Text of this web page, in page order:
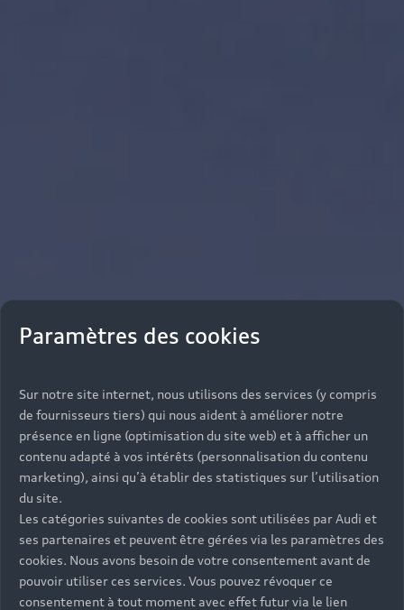
Paramètres des cookies
Sur notre site internet, nous utilisons des services (y compris
de fournisseurs tiers) qui nous aident à améliorer notre
présence en ligne (optimisation du site web) et à afficher un
contenu adapté à vos intérêts (personnalisation du contenu
marketing), ainsi qu’à établir des statistiques sur l’utilisation
du site.
Les catégories suivantes de cookies sont utilisées par Audi et
ses partenaires et peuvent être gérées via les paramètres des
cookies. Nous avons besoin de votre consentement avant de
pouvoir utiliser ces services. Vous pouvez révoquer ce
consentement à tout moment avec effet futur via le lien